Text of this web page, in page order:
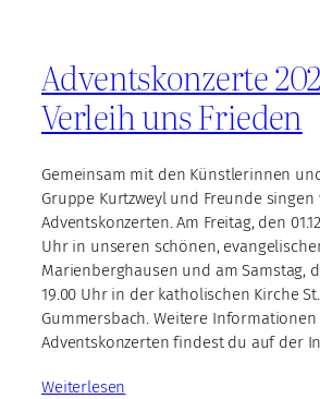
Adventskonzerte
Verleih uns Frieden
Gemeinsam mit den Künstlerinnen
Gruppe Kurtzweyl und Freunde
Adventskonzerten. Am Freitag, den
Uhr in unseren schönen,
Marienberghausen und am Samstag,
19.00 Uhr in der katholischen Kirche
Gummersbach. Weitere Informationen
Adventskonzerten findest du auf der
Weiterlesen